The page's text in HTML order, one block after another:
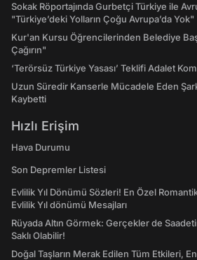
Sokak Röportajında Gurbetçi Türkiye ile
"Türkiye’deki Yolların Çoğu Avrupa’da Yok"
Kur'an Kursu Öğrencilerinden Belediye
Çağırın"
‘Terörsüz Türkiye Yasası’ Teklifi Adalet
Uzun Süredir Kanserle Mücadele Eden
Kaybetti
Hızlı Erişim
Hava Durumu
Son Depremler Listesi
Evlilik Yıl Dönümü Sözleri! En Özel
Evlilik Yıl dönümü Mesajları
Rüyada Altın Görmek: Gerçekler de
Saklı Olabilir!
Doğal Taşların Merak Edilen Tüm Etkileri,